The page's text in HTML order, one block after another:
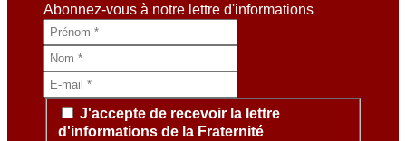
Abonnez-vous à notre lettre d'informations
J'accepte de recevoir la lettre
d'informations de la Fraternité